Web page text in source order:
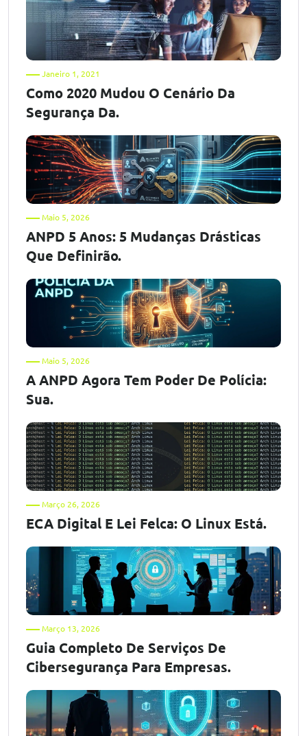
Janeiro 1, 2021
Como 2020 Mudou O Cenário Da
Segurança Da.
Maio 5, 2026
ANPD 5 Anos: 5 Mudanças Drásticas
Que Definirão.
Maio 5, 2026
A ANPD Agora Tem Poder De Polícia:
Sua.
Março 26, 2026
ECA Digital E Lei Felca: O Linux Está.
Março 13, 2026
Guia Completo De Serviços De
Cibersegurança Para Empresas.